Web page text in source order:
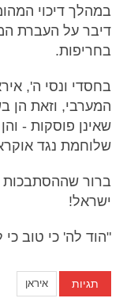
במהלך דיכוי
דיבר על העברת
בחריפות.
בחסדי ונסי ה',
המערבי, וזאת הן
שאינן פוסקות -
שלוחמת נגד
ברור שההסתבכות
ישראל!
"הוד לה' כי טוב
תגיות איראן